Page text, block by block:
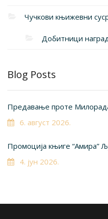
Чучкови књижевни
Добитници
Blog Posts
Предавање проте
6. август 2026.
Промоција књиге “Амира”
4. јун 2026.